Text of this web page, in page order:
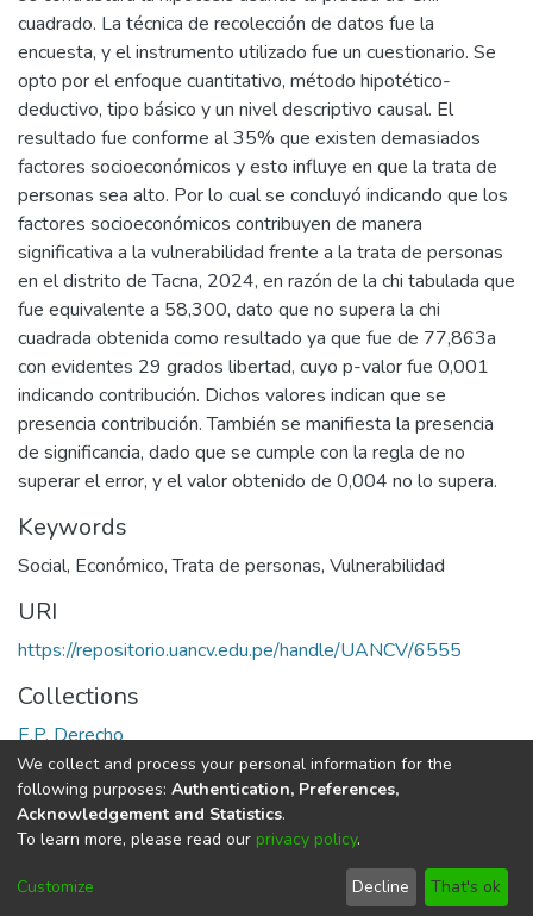
cuadrado. La técnica de recolección de datos fue la
encuesta, y el instrumento utilizado fue un cuestionario. Se
opto por el enfoque cuantitativo, método hipotético-
deductivo, tipo básico y un nivel descriptivo causal. El
resultado fue conforme al 35% que existen demasiados
factores socioeconómicos y esto influye en que la trata de
personas sea alto. Por lo cual se concluyó indicando que los
factores socioeconómicos contribuyen de manera
significativa a la vulnerabilidad frente a la trata de personas
en el distrito de Tacna, 2024, en razón de la chi tabulada que
fue equivalente a 58,300, dato que no supera la chi
cuadrada obtenida como resultado ya que fue de 77,863a
con evidentes 29 grados libertad, cuyo p-valor fue 0,001
indicando contribución. Dichos valores indican que se
presencia contribución. También se manifiesta la presencia
de significancia, dado que se cumple con la regla de no
superar el error, y el valor obtenido de 0,004 no lo supera.
Keywords
Social, Económico,Trata de personas, Vulnerabilidad
URI
https://repositorio.uancv.edu.pe/handle/UANCV/6555
Collections
E.P. Derecho
Full item page
DSpace softwarecopyright © 2002-2026
Cookie
End User
Agreement
Send
Feedback
We collect and process your personal information for the
following purposes: Authentication, Preferences,
Acknowledgement and Statistics.
To learn more, please read our privacy policy.
Customize Decline That's ok